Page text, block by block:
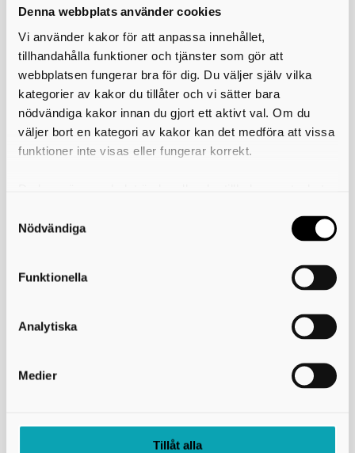
Denna webbplats använder cookies
Vi använder kakor för att anpassa innehållet,
tillhandahålla funktioner och tjänster som gör att
webbplatsen fungerar bra för dig. Du väljer själv vilka
kategorier av kakor du tillåter och vi sätter bara
nödvändiga kakor innan du gjort ett aktivt val. Om du
väljer bort en kategori av kakor kan det medföra att vissa
funktioner inte visas eller fungerar korrekt.
användning av kakor som du hittar längst ner på sidan
Nödvändiga
Funktionella
Analytiska
Medier
Tillåt alla
Kultur i Stenum
Rizoma Galleri